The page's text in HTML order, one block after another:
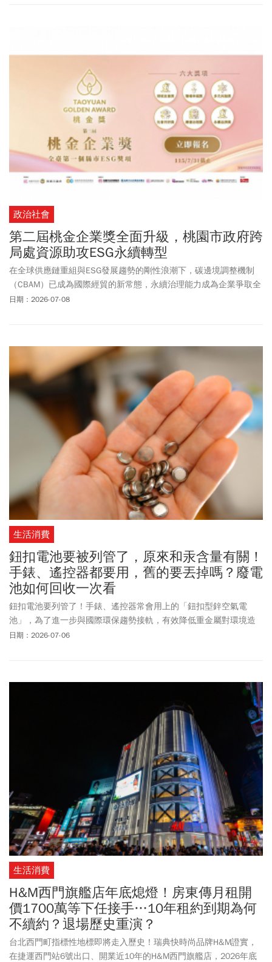
政治社會
第二屆桃金企業獎全面升級，桃園市政府跨
局處資源助攻ESG永續轉型
在全球供應鏈重組與ESG發展趨勢的剛性浪潮下，碳邊境調整機制
（CBAM）已成為國際經貿的新常態，永續治理能力成為企業爭取全
球訂單的關鍵通行證。桃園作為臺灣產業發展的重要引擎，高密度
日期：2026-07-08
生活消費
鈕扣電池要被列管了，原來和汞含量有關！
手錶、遙控器都要用，舊的要丟掉嗎？廢電
池如何回收一次看
鈕扣電池要列管了！手錶、遙控器常會用上的「鈕扣型鋅空氣電
池」，為了進一步與國際環保趨勢接軌，有效降低重金屬對環境造
成的潛在威脅。環境部2026年6月底正式公告修正「限制乾電池製
產品，業者仍可繼續販售，民眾可繼續使用。至於尚未完成輸入、
只有取得汞含量確認文件的業者，則須依新規定辦理，但若原核准
文件的「汞含量」已符合新制規定則不受影響。
日期：2026-07-06
生活消費
H&M西門旗艦店年底熄燈！房東傳月租開
價1700萬等下任接手…10年租約到期為何
不續約？退場歷史重演？
台北西門町指標性地標即將走入歷史！瑞典快時尚品牌H&M證實，
在捷運西門站6號出口、開業近10年的H&M西門旗艦店，2026年底